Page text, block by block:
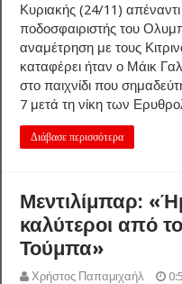
Κυριακής (24/11)
ποδοσφαιριστής του
αναμέτρηση με τους
καταφέρει ήταν ο Μάικ
στο παιχνίδι που
7 μετά τη νίκη των
Διάβασε περισσότερα
Μεντιλίμπαρ:
καλύτεροι από
Τούμπα»
Χρήστος Παπαμιχαήλ